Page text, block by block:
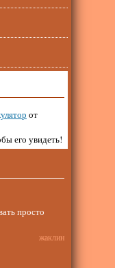
от
его увидеть!
просто
жаклин